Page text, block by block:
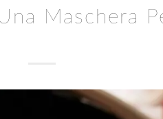
Maschera